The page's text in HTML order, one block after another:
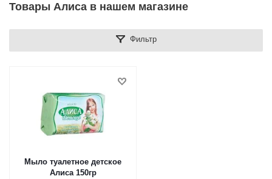
Товары Алиса в нашем магазине
Фильтр
Мыло туалетное детское
Алиса 150гр